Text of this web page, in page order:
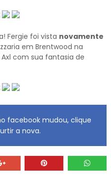
Fergie foi vista novamente
em Brentwood na
com sua fantasia de
facebook mudou, clique
a nova.